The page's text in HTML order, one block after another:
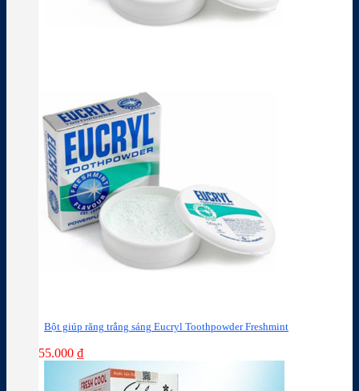
Bột giúp răng trắng sáng Eucryl Toothpowder Freshmint
55.000 ₫